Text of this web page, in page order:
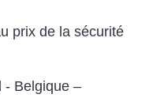
prix de la sécurité
- Belgique –